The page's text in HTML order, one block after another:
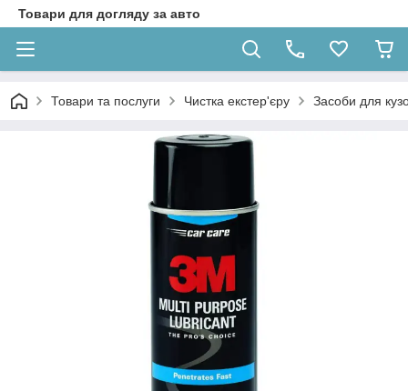
Товари для догляду за авто
Товари та послуги Чистка екстер'єру Засоби для